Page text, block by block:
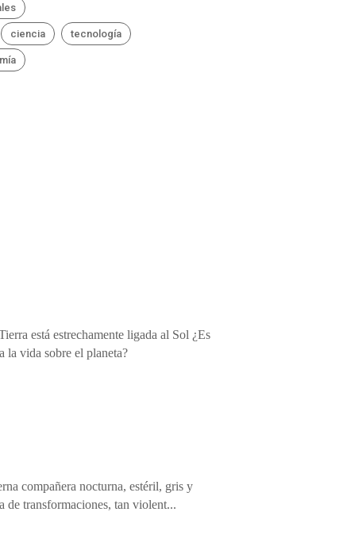
ciencia tecnología
está estrechamente ligada al Sol ¿Es
la vida sobre el planeta?
compañera nocturna, estéril, gris y
de transformaciones, tan violent...